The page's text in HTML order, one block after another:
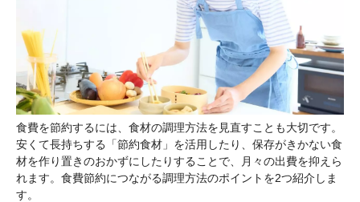
食費を節約するには、食材の調理方法を見直すことも大切です。
安くて長持ちする「節約食材」を活用したり、保存がきかない食
材を作り置きのおかずにしたりすることで、月々の出費を抑えら
れます。食費節約につながる調理方法のポイントを2つ紹介しま
す。